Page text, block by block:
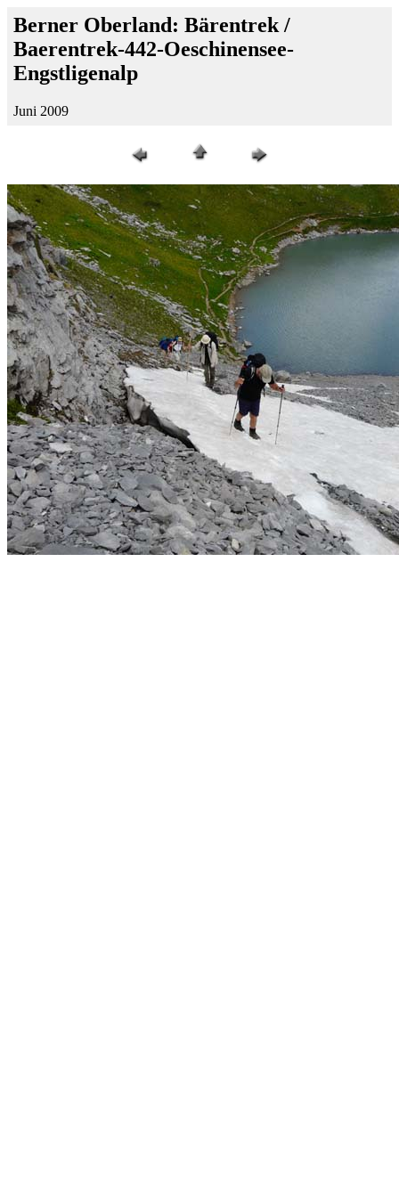
Berner Oberland: Bärentrek /
Baerentrek-442-Oeschinensee-
Engstligenalp
Juni 2009